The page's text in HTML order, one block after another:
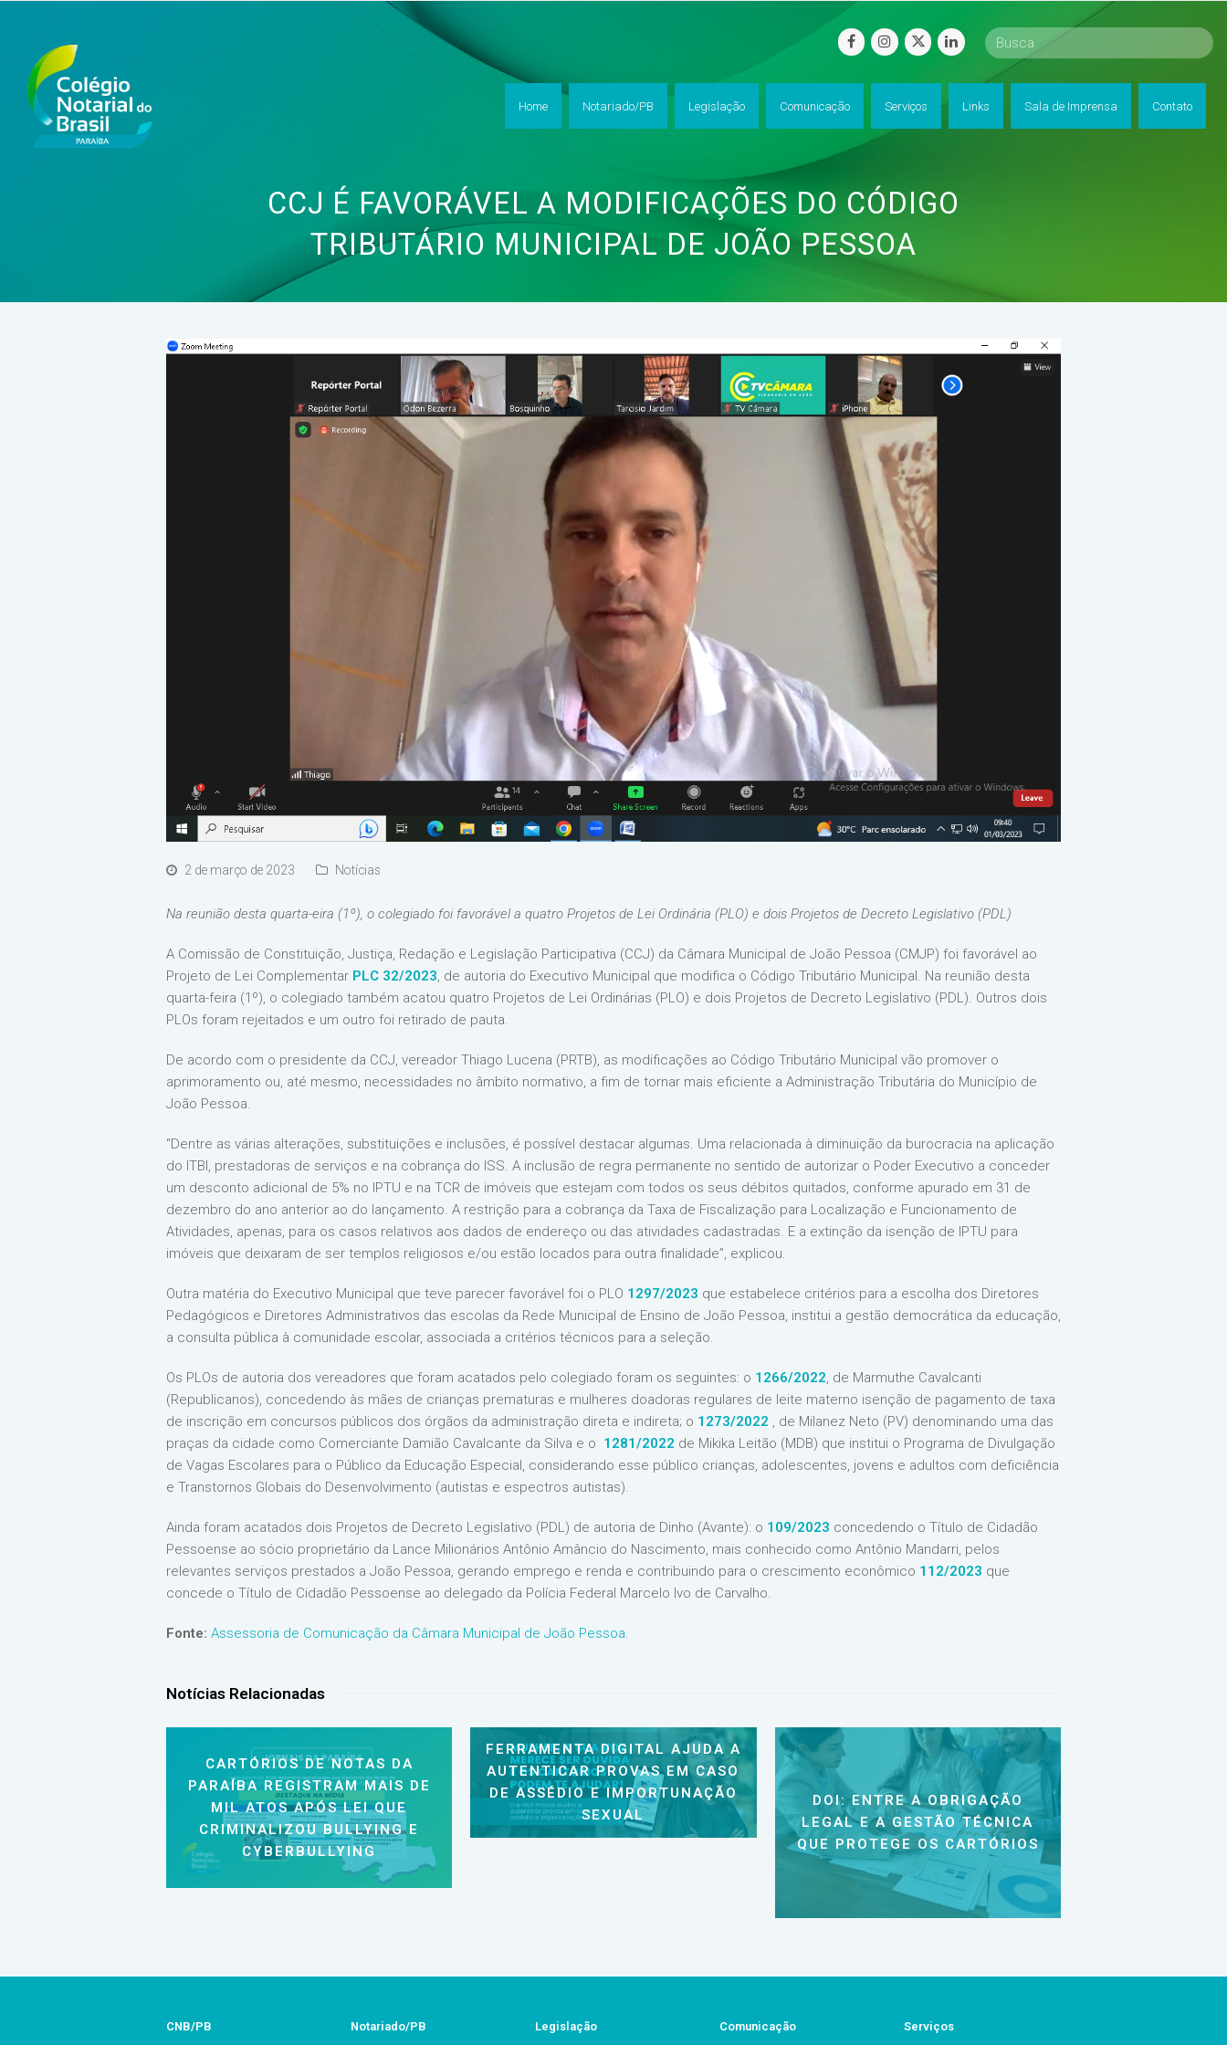
facebookinstagram
twitterlinkedin
Home Notariado/PB Legislação Comunicação Serviços Links Sala de Imprensa Contato
CCJ É FAVORÁVEL A MODIFICAÇÕES DO CÓDIGO
TRIBUTÁRIO MUNICIPAL DE JOÃO PESSOA
2 de março de 2023 Notícias
Na reunião desta quarta-eira (1º), o colegiado foi favorável a quatro Projetos de Lei Ordinária (PLO) e dois Projetos de Decreto Legislativo (PDL)
A Comissão de Constituição, Justiça, Redação e Legislação Participativa (CCJ) da Câmara Municipal de João Pessoa (CMJP) foi favorável ao
Projeto de Lei Complementar PLC 32/2023, de autoria do Executivo Municipal que modifica o Código Tributário Municipal. Na reunião desta
quarta-feira (1º), o colegiado também acatou quatro Projetos de Lei Ordinárias (PLO) e dois Projetos de Decreto Legislativo (PDL). Outros dois
PLOs foram rejeitados e um outro foi retirado de pauta.
De acordo com o presidente da CCJ, vereador Thiago Lucena (PRTB), as modificações ao Código Tributário Municipal vão promover o
aprimoramento ou, até mesmo, necessidades no âmbito normativo, a fim de tornar mais eficiente a Administração Tributária do Município de
João Pessoa.
“Dentre as várias alterações, substituições e inclusões, é possível destacar algumas. Uma relacionada à diminuição da burocracia na aplicação
do ITBI, prestadoras de serviços e na cobrança do ISS. A inclusão de regra permanente no sentido de autorizar o Poder Executivo a conceder
um desconto adicional de 5% no IPTU e na TCR de imóveis que estejam com todos os seus débitos quitados, conforme apurado em 31 de
dezembro do ano anterior ao do lançamento. A restrição para a cobrança da Taxa de Fiscalização para Localização e Funcionamento de
Atividades, apenas, para os casos relativos aos dados de endereço ou das atividades cadastradas. E a extinção da isenção de IPTU para
imóveis que deixaram de ser templos religiosos e/ou estão locados para outra finalidade”, explicou.
Outra matéria do Executivo Municipal que teve parecer favorável foi o PLO 1297/2023 que estabelece critérios para a escolha dos Diretores
Pedagógicos e Diretores Administrativos das escolas da Rede Municipal de Ensino de João Pessoa, institui a gestão democrática da educação,
a consulta pública à comunidade escolar, associada a critérios técnicos para a seleção.
Os PLOs de autoria dos vereadores que foram acatados pelo colegiado foram os seguintes: o 1266/2022, de Marmuthe Cavalcanti
(Republicanos), concedendo às mães de crianças prematuras e mulheres doadoras regulares de leite materno isenção de pagamento de taxa
de inscrição em concursos públicos dos órgãos da administração direta e indireta; o 1273/2022 , de Milanez Neto (PV) denominando uma das
praças da cidade como Comerciante Damião Cavalcante da Silva e o 1281/2022 de Mikika Leitão (MDB) que institui o Programa de Divulgação
de Vagas Escolares para o Público da Educação Especial, considerando esse público crianças, adolescentes, jovens e adultos com deficiência
e Transtornos Globais do Desenvolvimento (autistas e espectros autistas).
Ainda foram acatados dois Projetos de Decreto Legislativo (PDL) de autoria de Dinho (Avante): o 109/2023 concedendo o Título de Cidadão
Pessoense ao sócio proprietário da Lance Milionários Antônio Amâncio do Nascimento, mais conhecido como Antônio Mandarri, pelos
relevantes serviços prestados a João Pessoa, gerando emprego e renda e contribuindo para o crescimento econômico 112/2023 que
concede o Título de Cidadão Pessoense ao delegado da Polícia Federal Marcelo Ivo de Carvalho.
Fonte: Assessoria de Comunicação da Câmara Municipal de João Pessoa.
Notícias Relacionadas
CARTÓRIOS DE NOTAS DA
PARAÍBA REGISTRAM MAIS DE
MIL ATOS APÓS LEI QUE
CRIMINALIZOU BULLYING E
CYBERBULLYING
FERRAMENTA DIGITAL AJUDA A
AUTENTICAR PROVAS EM CASO
DE ASSÉDIO E IMPORTUNAÇÃO
SEXUAL
DOI: ENTRE A OBRIGAÇÃO
LEGAL E A GESTÃO TÉCNICA
QUE PROTEGE OS CARTÓRIOS
CNB/PB Notariado/PB Legislação Comunicação Serviços